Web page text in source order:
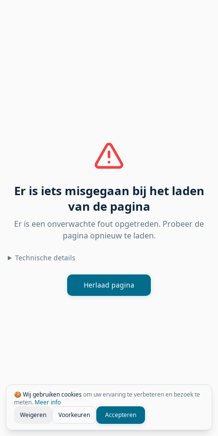
🍪 Wij gebruiken cookiesom uw ervaring te verbeteren en bezoek te
meten. Meer info
Weigeren
Voorkeuren Accepteren
Er is iets misgegaan bij het laden
van de pagina
Er is een onverwachte fout opgetreden. Probeer de
pagina opnieuw te laden.
Technische details
Herlaad pagina